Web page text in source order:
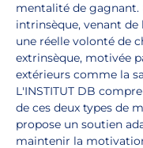
mentalité de gagnant.
intrinsèque, venant
une réelle volonté de
extrinsèque, motivée
extérieurs comme la
L'INSTITUT DB
de ces deux types de
propose un soutien
maintenir la